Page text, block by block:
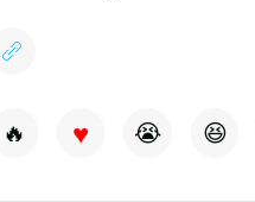
🔥 ♥ 😭 😆